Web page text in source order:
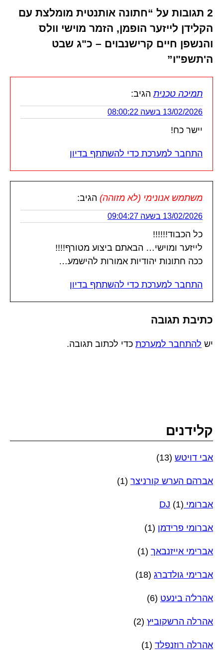
2 תגובות על “חתונה אותנטית מומלצת עם
הקלידן לייזער הופמן, הזמר מוישי וולס
והנשפן חיים קרישנבוים – כ"ג שבט
ה'תשפ"ו”
תמיכה טכנית הגיב:
13/02/2026 בשעה 08:00:22
יישר כח!
התחבר למערכת כדי להשתתף בדיון
משתמש אנונימי (לא מזוהה) הגיב:
13/02/2026 בשעה 09:04:27
כל הכבוד!!!!!!
לייזער ומוישי… הבאתם ביצוע מטורף!!!!
ככה חתונות יהודיות אמורות להישמע…
התחבר למערכת כדי להשתתף בדיון
כתיבת תגובה
יש להתחבר למערכת כדי לכתוב תגובה.
קלידנים
אבי דויטש (13)
אברהם הערש קורניצר (1)
אברומי DJ (1)
אברומי פרידמן (1)
אברימי אייזנבאך (1)
אברימי גולדברג (18)
אהרל'ה בינעט (6)
אהרלה הרשקוביץ (2)
אהרלה רוזנפלד (1)